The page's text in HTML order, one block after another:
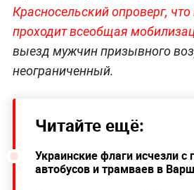
Красносельский опроверг, что
проходит всеобщая
выезд мужчин призывного
неограниченный.
Читайте ещё:
Украинские флаги исчезли с
автобусов и трамваев в